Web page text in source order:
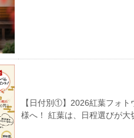
【日付別①】2026紅葉フォ
様へ！ 紅葉は、日程選びが大